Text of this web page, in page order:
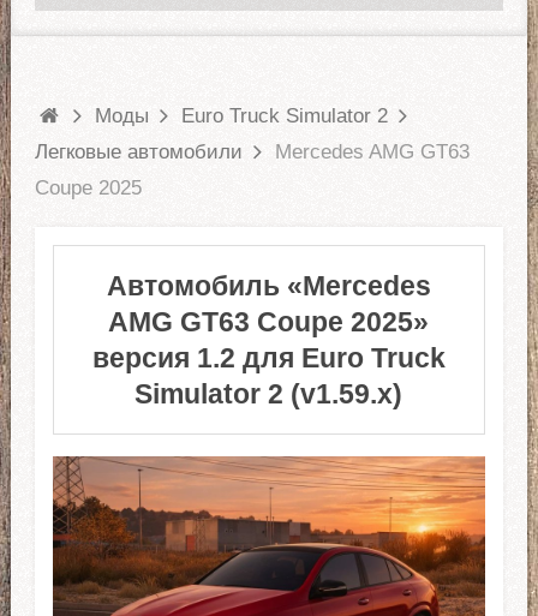
Моды
Euro Truck Simulator 2
Легковые автомобили
Mercedes AMG GT63
Coupe 2025
Автомобиль «Mercedes
AMG GT63 Coupe 2025»
версия 1.2 для Euro Truck
Simulator 2 (v1.59.x)